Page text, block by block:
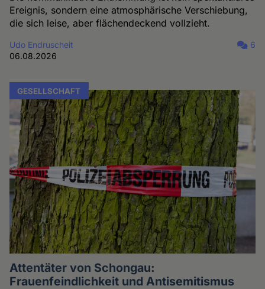
Ereignis, sondern eine atmosphärische Verschiebung,
die sich leise, aber flächendeckend vollzieht.
Udo Endruscheit
06.08.2026
6
GESELLSCHAFT
Attentäter von Schongau:
Frauenfeindlichkeit und Antisemitismus